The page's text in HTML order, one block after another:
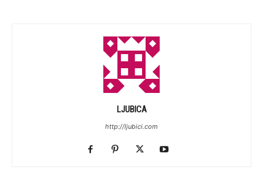
LJUBICA
http://ljubici.com